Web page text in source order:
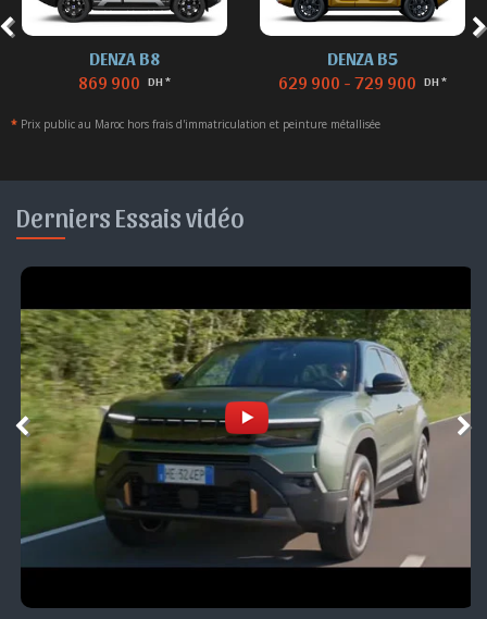
DENZA B8
869 900 DH *
DENZA B5
629 900 - 729 900 DH *
* Prix public au Maroc hors frais d'immatriculation et peinture métallisée
Derniers Essais vidéo